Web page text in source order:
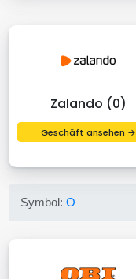
Zalando (0)
Geschäft ansehen →
Symbol:O